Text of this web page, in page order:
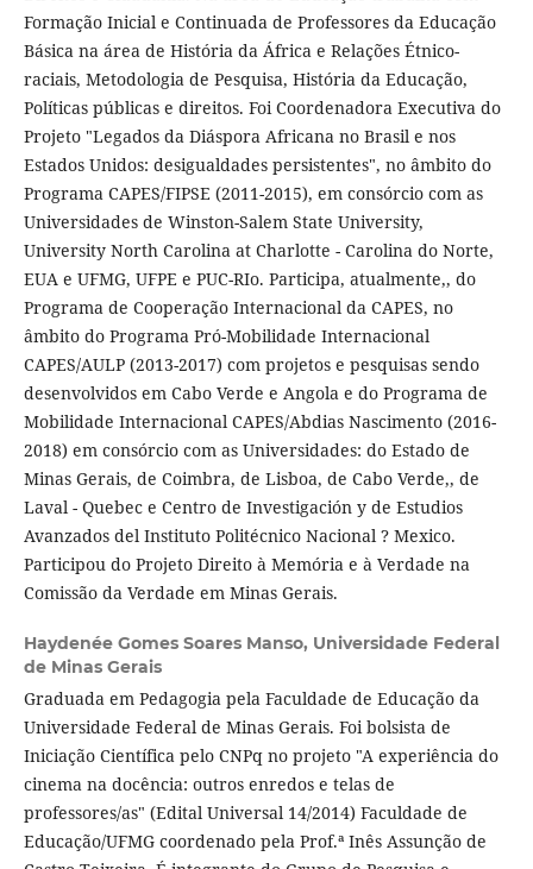
Formação Inicial e Continuada de Professores da Educação
Básica na área de História da África e Relações Étnico-
raciais, Metodologia de Pesquisa, História da Educação,
Políticas públicas e direitos. Foi Coordenadora Executiva do
Projeto "Legados da Diáspora Africana no Brasil e nos
Estados Unidos: desigualdades persistentes", no âmbito do
Programa CAPES/FIPSE (2011-2015), em consórcio com as
Universidades de Winston-Salem State University,
University North Carolina at Charlotte - Carolina do Norte,
EUA e UFMG, UFPE e PUC-RIo. Participa, atualmente,, do
Programa de Cooperação Internacional da CAPES, no
âmbito do Programa Pró-Mobilidade Internacional
CAPES/AULP (2013-2017) com projetos e pesquisas sendo
desenvolvidos em Cabo Verde e Angola e do Programa de
Mobilidade Internacional CAPES/Abdias Nascimento (2016-
2018) em consórcio com as Universidades: do Estado de
Minas Gerais, de Coimbra, de Lisboa, de Cabo Verde,, de
Laval - Quebec e Centro de Investigación y de Estudios
Avanzados del Instituto Politécnico Nacional ? Mexico.
Participou do Projeto Direito à Memória e à Verdade na
Comissão da Verdade em Minas Gerais.
Haydenée Gomes Soares Manso, Universidade Federal
de Minas Gerais
Graduada em Pedagogia pela Faculdade de Educação da
Universidade Federal de Minas Gerais. Foi bolsista de
Iniciação Científica pelo CNPq no projeto "A experiência do
cinema na docência: outros enredos e telas de
professores/as" (Edital Universal 14/2014) Faculdade de
Educação/UFMG coordenado pela Prof.ª Inês Assunção de